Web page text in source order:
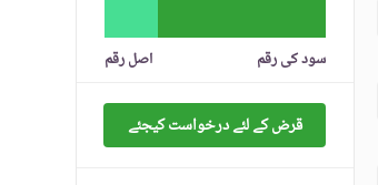
سود کی رقم اصل رقم
قرض کے لئے درخواست کیجئے